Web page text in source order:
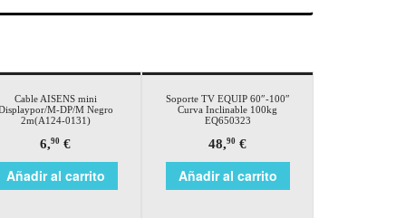
Cable AISENS mini
M-DP/M Negro
2m(A124-0131)
6,90 €
Añadir al carrito
Soporte TV EQUIP 60″-100″
Curva Inclinable 100kg
EQ650323
48,90 €
Añadir al carrito